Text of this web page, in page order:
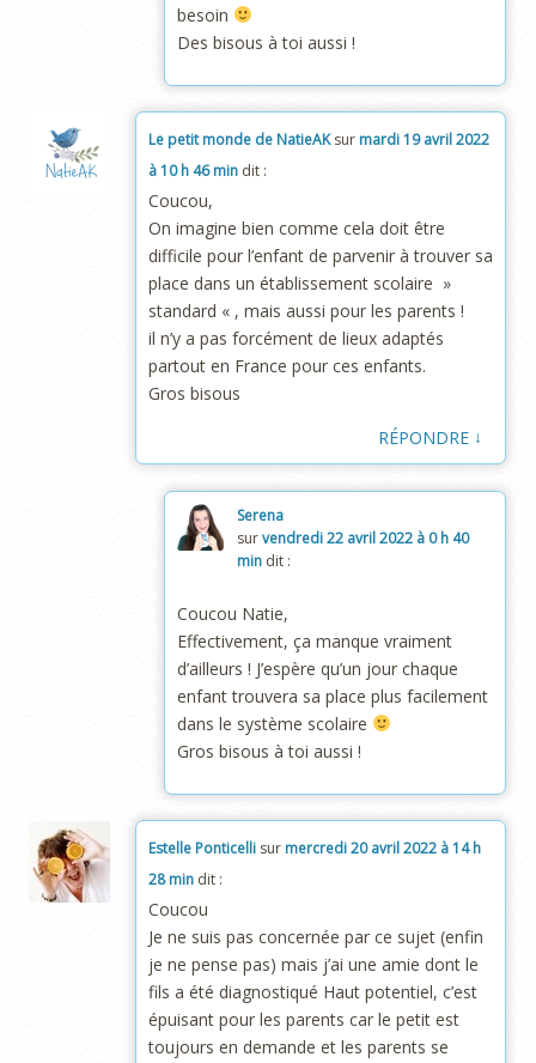
besoin
Des bisous à toi aussi !
Le petit monde de NatieAKsur mardi 19 avril 2022
à 10 h 46 min dit :
Coucou,
On imagine bien comme cela doit être
difficile pour l’enfant de parvenir à trouver sa
place dans un établissement scolaire »
standard « , mais aussi pour les parents !
il n’y a pas forcément de lieux adaptés
partout en France pour ces enfants.
Gros bisous
RÉPONDRE ↓
Serena
survendredi 22 avril 2022 à 0 h 40
min dit :
Coucou Natie,
Effectivement, ça manque vraiment
d’ailleurs ! J’espère qu’un jour chaque
enfant trouvera sa place plus facilement
dans le système scolaire
Gros bisous à toi aussi !
Estelle Ponticelli sur mercredi 20 avril 2022 à 14 h
28 min dit :
Coucou
Je ne suis pas concernée par ce sujet (enfin
je ne pense pas) mais j’ai une amie dont le
fils a été diagnostiqué Haut potentiel, c’est
épuisant pour les parents car le petit est
toujours en demande et les parents se